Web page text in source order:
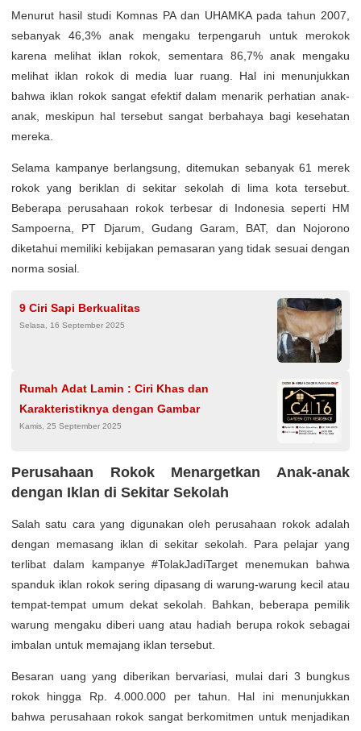
Menurut hasil studi Komnas PA dan UHAMKA pada tahun 2007,
sebanyak 46,3% anak mengaku terpengaruh untuk merokok
karena melihat iklan rokok, sementara 86,7% anak mengaku
melihat iklan rokok di media luar ruang. Hal ini menunjukkan
bahwa iklan rokok sangat efektif dalam menarik perhatian anak-
anak, meskipun hal tersebut sangat berbahaya bagi kesehatan
mereka.
Selama kampanye berlangsung, ditemukan sebanyak 61 merek
rokok yang beriklan di sekitar sekolah di lima kota tersebut.
Beberapa perusahaan rokok terbesar di Indonesia seperti HM
Sampoerna, PT Djarum, Gudang Garam, BAT, dan Nojorono
diketahui memiliki kebijakan pemasaran yang tidak sesuai dengan
norma sosial.
9 Ciri Sapi Berkualitas
Selasa, 16 September 2025
Rumah Adat Lamin : Ciri Khas dan
Karakteristiknya dengan Gambar
Kamis, 25 September 2025
Perusahaan Rokok Menargetkan Anak-anak
dengan Iklan di Sekitar Sekolah
Salah satu cara yang digunakan oleh perusahaan rokok adalah
dengan memasang iklan di sekitar sekolah. Para pelajar yang
terlibat dalam kampanye #TolakJadiTarget menemukan bahwa
spanduk iklan rokok sering dipasang di warung-warung kecil atau
tempat-tempat umum dekat sekolah. Bahkan, beberapa pemilik
warung mengaku diberi uang atau hadiah berupa rokok sebagai
imbalan untuk memajang iklan tersebut.
Besaran uang yang diberikan bervariasi, mulai dari 3 bungkus
rokok hingga Rp. 4.000.000 per tahun. Hal ini menunjukkan
bahwa perusahaan rokok sangat berkomitmen untuk menjadikan